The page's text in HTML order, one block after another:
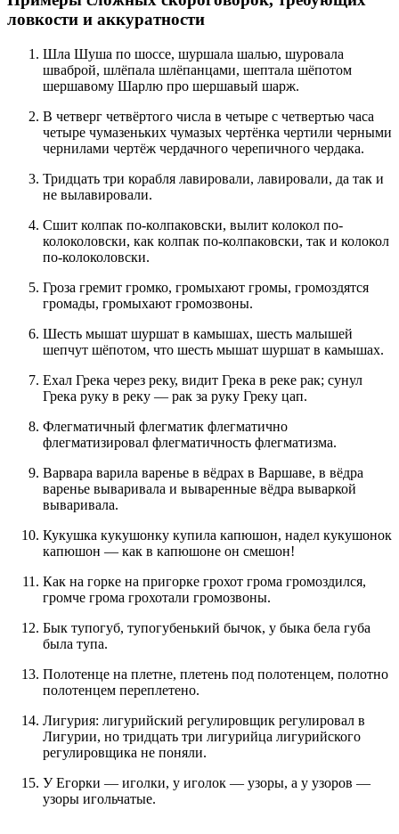
ловкости и аккуратности
Шла Шуша по шоссе, шуршала шалью, шуровала
шваброй, шлёпала шлёпанцами, шептала шёпотом
шершавому Шарлю про шершавый шарж.
В четверг четвёртого числа в четыре с четвертью часа
четыре чумазеньких чумазых чертёнка чертили черными
чернилами чертёж чердачного черепичного чердака.
Тридцать три корабля лавировали, лавировали, да так и
не вылавировали.
Сшит колпак по-колпаковски, вылит колокол по-
колоколовски, как колпак по-колпаковски, так и колокол
по-колоколовски.
Гроза гремит громко, громыхают громы, громоздятся
громады, громыхают громозвоны.
Шесть мышат шуршат в камышах, шесть малышей
шепчут шёпотом, что шесть мышат шуршат в камышах.
Ехал Грека через реку, видит Грека в реке рак; сунул
Грека руку в реку — рак за руку Греку цап.
Флегматичный флегматик флегматично
флегматизировал флегматичность флегматизма.
Варвара варила варенье в вёдрах в Варшаве, в вёдра
варенье вываривала и вываренные вёдра вываркой
вываривала.
Кукушка кукушонку купила капюшон, надел кукушонок
капюшон — как в капюшоне он смешон!
Как на горке на пригорке грохот грома громоздился,
громче грома грохотали громозвоны.
Бык тупогуб, тупогубенький бычок, у быка бела губа
была тупа.
Полотенце на плетне, плетень под полотенцем, полотно
полотенцем переплетено.
Лигурия: лигурийский регулировщик регулировал в
Лигурии, но тридцать три лигурийца лигурийского
регулировщика не поняли.
У Егорки — иголки, у иголок — узоры, а у узоров —
узоры игольчатые.